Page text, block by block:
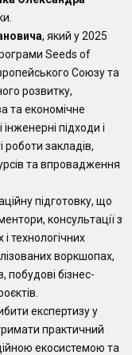
, який у 2025
Seeds of
Союзу та
розвитку,
та економічне
підходи і
закладів,
та впровадження
підготовку, що
консультації з
технологічних
воркшопах,
побудові бізнес-
експертизу у
практичний
екосистемою та